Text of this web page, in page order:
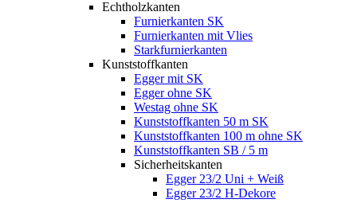
Echtholzkanten
Furnierkanten SK
Furnierkanten mit Vlies
Starkfurnierkanten
Kunststoffkanten
Egger mit SK
Egger ohne SK
Westag ohne SK
Kunststoffkanten 50 m SK
Kunststoffkanten 100 m ohne SK
Kunststoffkanten SB / 5 m
Sicherheitskanten
Egger 23/2 Uni + Weiß
Egger 23/2 H-Dekore